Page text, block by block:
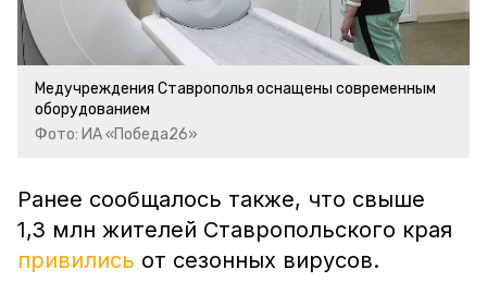
Медучреждения Ставрополья оснащены современным
оборудованием
Фото: ИА «Победа26»
Ранее сообщалось также, что свыше
1,3 млн жителей Ставропольского края
привились от сезонных вирусов.